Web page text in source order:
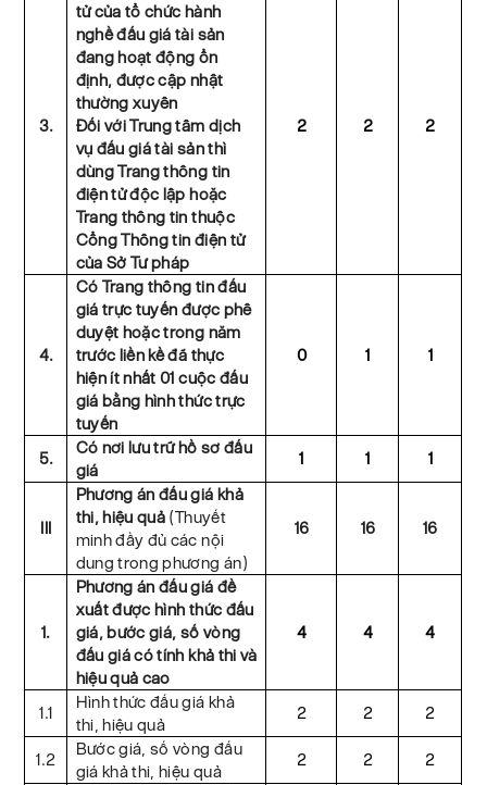
3.
tử của tổ chức hành
nghề đấu giá tài sản
đang hoạt động ổn
định, được cập nhật
thường xuyên
Đối với Trung tâm dịch
vụ đấu giá tài sản thì
dùng Trang thông tin
điện tử độc lập hoặc
Trang thông tin thuộc
Cổng Thông tin điện tử
của Sở Tư pháp
2 2 2
4.
Có Trang thông tin đấu
giá trực tuyến được phê
duyệt hoặc trong năm
trước liền kề đã thực
hiện ít nhất 01 cuộc đấu
giá bằng hình thức trực
tuyến
0 1 1
5.
Có nơi lưu trữ hồ sơ đấu
giá
1 1 1
III
Phương án đấu giá khả
thi, hiệu quả (Thuyết
minh đầy đủ các nội
dung trong phương án)
16 16 16
1.
Phương án đấu giá đề
xuất được hình thức đấu
giá, bước giá, số vòng
đấu giá có tính khả thi và
hiệu quả cao
4 4 4
1.1
Hình thức đấu giá khả
thi, hiệu quả
2 2 2
1.2
Bước giá, số vòng đấu
giá khả thi, hiệu quả
2 2 2